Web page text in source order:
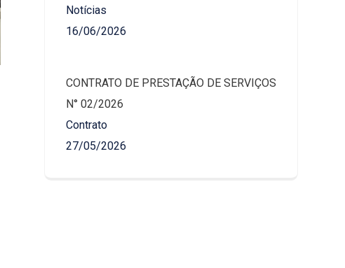
Notícias
16/06/2026
CONTRATO DE PRESTAÇÃO DE SERVIÇOS
N° 02/2026
Contrato
27/05/2026